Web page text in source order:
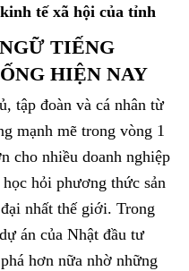
tế xã hội của tỉnh
TIẾNG
HIỆN NAY
tập đoàn và cá nhân từ
mạnh mẽ trong vòng 1
cho nhiều doanh nghiệp
hỏi phương thức sản
nhất thế giới. Trong
án của Nhật đầu tư
hơn nữa nhờ những